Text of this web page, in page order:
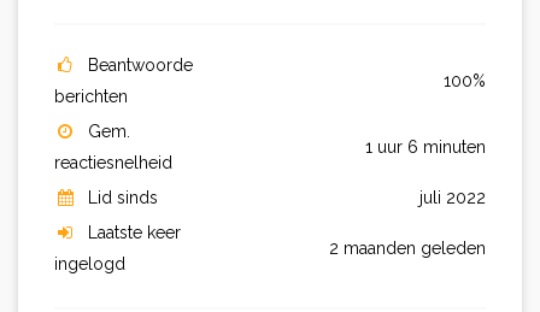
Beantwoorde
berichten
100%
Gem.
reactiesnelheid
1 uur 6 minuten
Lid sinds
juli 2022
Laatste keer
ingelogd
2 maanden geleden